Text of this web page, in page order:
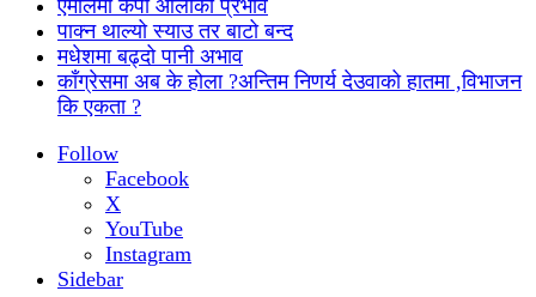
एमालेमा केपी ओलीको प्रभाव
पाक्न थाल्यो स्याउ तर बाटो बन्द
मधेशमा बढ्दो पानी अभाव
काँग्रेसमा अब के होला ?अन्तिम निणर्य देउवाको हातमा ,विभाजन
कि एकता ?
Follow
Facebook
X
YouTube
Instagram
Sidebar